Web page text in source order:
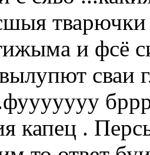
и фсё
сваи
капец .